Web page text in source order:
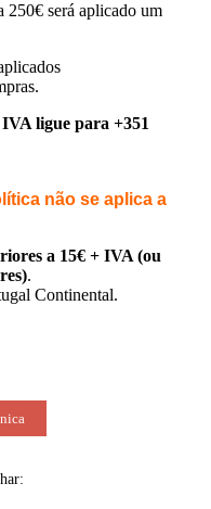
250€ será aplicado um
ligue para +351
não se aplica a
a 15€ + IVA (ou
.
Continental.